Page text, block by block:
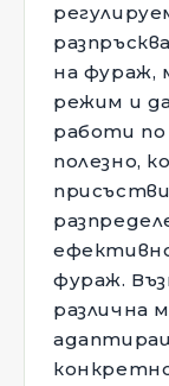
на фураж,
режим и
работи по
полезно,
фураж.
различна